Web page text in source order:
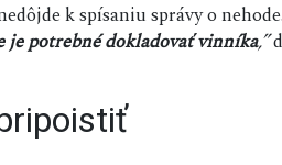
k spísaniu správy o nehode.
je potrebné dokladovať vinníka,”